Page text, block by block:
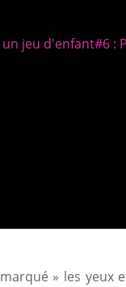
» les yeux